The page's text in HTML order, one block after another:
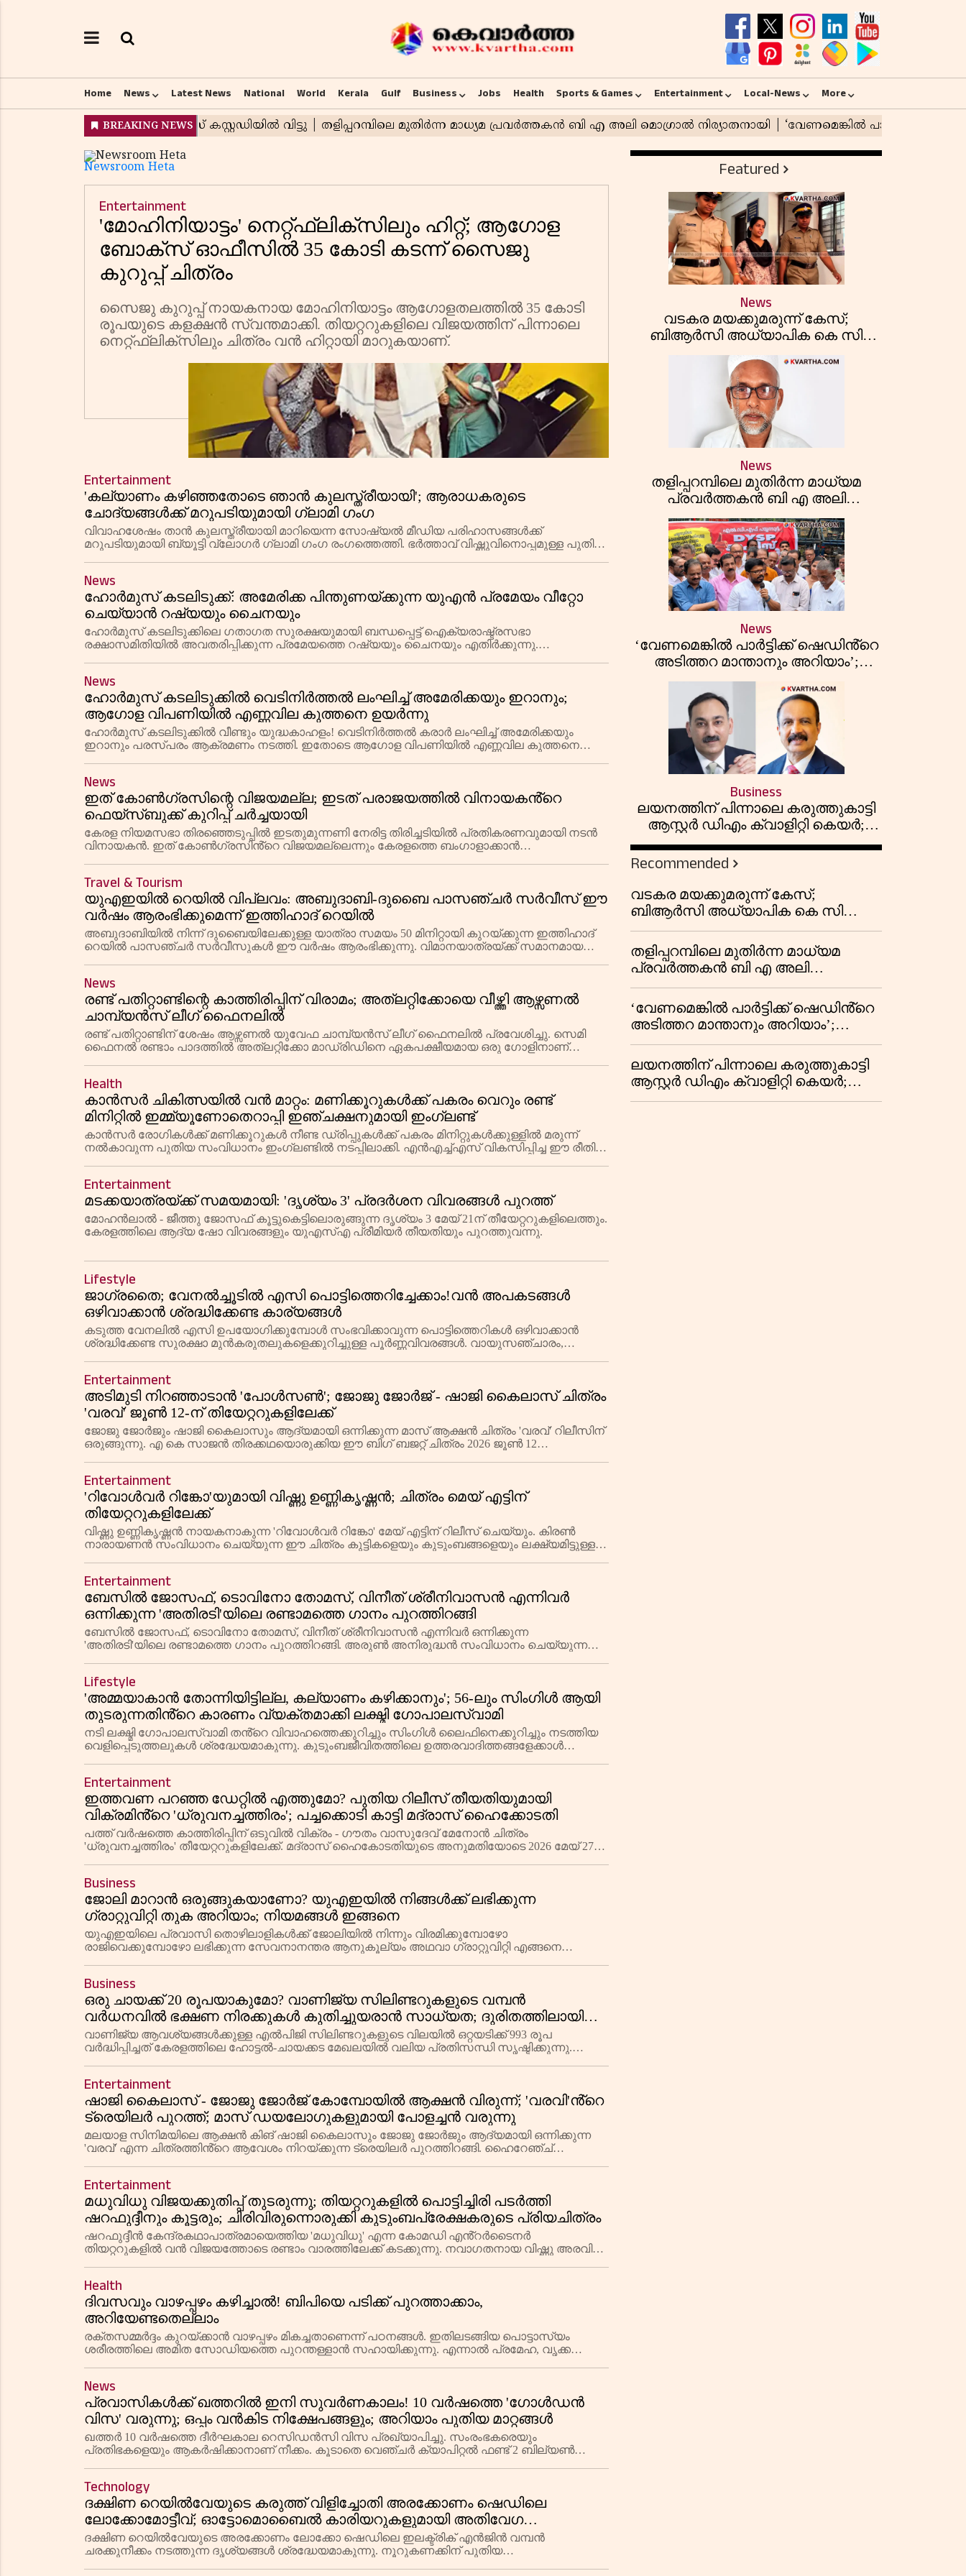
Home News Latest News National World Kerala Gulf Business Jobs Health Sports & Games Entertainment Local-News More
Newsroom Heta
Entertainment
'മോഹിനിയാട്ടം' നെറ്റ്ഫ്ലിക്സിലും ഹിറ്റ്; ആഗോള
ബോക്സ് ഓഫീസിൽ 35 കോടി കടന്ന് സൈജു
കുറുപ്പ് ചിത്രം
സൈജു കുറുപ്പ് നായകനായ മോഹിനിയാട്ടം ആഗോളതലത്തിൽ 35 കോടി
രൂപയുടെ കളക്ഷൻ സ്വന്തമാക്കി. തിയറ്ററുകളിലെ വിജയത്തിന് പിന്നാലെ
നെറ്റ്ഫ്ലിക്സിലും ചിത്രം വൻ ഹിറ്റായി മാറുകയാണ്.
Entertainment
'കല്യാണം കഴിഞ്ഞതോടെ ഞാൻ കുലസ്ത്രീയായി'; ആരാധകരുടെ
ചോദ്യങ്ങൾക്ക് മറുപടിയുമായി ഗ്ലാമി ഗംഗ
വിവാഹശേഷം താൻ കുലസ്ത്രീയായി മാറിയെന്ന സോഷ്യൽ മീഡിയ പരിഹാസങ്ങൾക്ക്
മറുപടിയുമായി ബ്യൂട്ടി വ്ലോഗർ ഗ്ലാമി ഗംഗ രംഗത്തെത്തി. ഭർത്താവ് വിഷ്ണുവിനൊപ്പമുള്ള പുതിയ
News
ഹോർമുസ് കടലിടുക്ക്: അമേരിക്ക പിന്തുണയ്ക്കുന്ന യുഎൻ പ്രമേയം വീറ്റോ
ചെയ്യാൻ റഷ്യയും ചൈനയും
ഹോർമുസ് കടലിടുക്കിലെ ഗതാഗത സുരക്ഷയുമായി ബന്ധപ്പെട്ട് ഐക്യരാഷ്ട്രസഭാ
രക്ഷാസമിതിയിൽ അവതരിപ്പിക്കുന്ന പ്രമേയത്തെ റഷ്യയും ചൈനയും എതിർക്കുന്നു.
News
ഹോർമുസ് കടലിടുക്കിൽ വെടിനിർത്തൽ ലംഘിച്ച് അമേരിക്കയും ഇറാനും;
ആഗോള വിപണിയിൽ എണ്ണവില കുത്തനെ ഉയർന്നു
ഹോർമുസ് കടലിടുക്കിൽ വീണ്ടും യുദ്ധകാഹളം! വെടിനിർത്തൽ കരാർ ലംഘിച്ച് അമേരിക്കയും
ഇറാനും പരസ്പരം ആക്രമണം നടത്തി. ഇതോടെ ആഗോള വിപണിയിൽ എണ്ണവില കുത്തനെ
News
ഇത് കോൺഗ്രസിന്റെ വിജയമല്ല; ഇടത് പരാജയത്തിൽ വിനായകൻ്റെ
ഫെയ്‌സ്ബുക്ക് കുറിപ്പ് ചർച്ചയായി
കേരള നിയമസഭാ തിരഞ്ഞെടുപ്പിൽ ഇടതുമുന്നണി നേരിട്ട തിരിച്ചടിയിൽ പ്രതികരണവുമായി നടൻ
വിനായകൻ. ഇത് കോൺഗ്രസിൻ്റെ വിജയമല്ലെന്നും കേരളത്തെ ബംഗാളാക്കാൻ
Travel & Tourism
യുഎഇയിൽ റെയിൽ വിപ്ലവം: അബുദാബി-ദുബൈ പാസഞ്ചർ സർവീസ് ഈ
വർഷം ആരംഭിക്കുമെന്ന് ഇത്തിഹാദ് റെയിൽ
അബുദാബിയിൽ നിന്ന് ദുബൈയിലേക്കുള്ള യാത്രാ സമയം 50 മിനിറ്റായി കുറയ്ക്കുന്ന ഇത്തിഹാദ്
റെയിൽ പാസഞ്ചർ സർവീസുകൾ ഈ വർഷം ആരംഭിക്കുന്നു. വിമാനയാത്രയ്ക്ക് സമാനമായ
News
രണ്ട് പതിറ്റാണ്ടിന്റെ കാത്തിരിപ്പിന് വിരാമം; അത്ലറ്റിക്കോയെ വീഴ്ത്തി ആഴ്സണൽ
ചാമ്പ്യൻസ് ലീഗ് ഫൈനലിൽ
രണ്ട് പതിറ്റാണ്ടിന് ശേഷം ആഴ്സണൽ യുവേഫ ചാമ്പ്യൻസ് ലീഗ് ഫൈനലിൽ പ്രവേശിച്ചു. സെമി
ഫൈനൽ രണ്ടാം പാദത്തിൽ അത്ലറ്റിക്കോ മാഡ്രിഡിനെ ഏകപക്ഷീയമായ ഒരു ഗോളിനാണ്
Health
കാൻസർ ചികിത്സയിൽ വൻ മാറ്റം: മണിക്കൂറുകൾക്ക് പകരം വെറും രണ്ട്
മിനിറ്റിൽ ഇമ്മ്യൂണോതെറാപ്പി ഇഞ്ചക്ഷനുമായി ഇംഗ്ലണ്ട്
കാൻസർ രോഗികൾക്ക് മണിക്കൂറുകൾ നീണ്ട ഡ്രിപ്പുകൾക്ക് പകരം മിനിറ്റുകൾക്കുള്ളിൽ മരുന്ന്
നൽകാവുന്ന പുതിയ സംവിധാനം ഇംഗ്ലണ്ടിൽ നടപ്പിലാക്കി. എൻഎച്ച്എസ് വികസിപ്പിച്ച ഈ രീതി
Entertainment
മടക്കയാത്രയ്ക്ക് സമയമായി: 'ദൃശ്യം 3' പ്രദർശന വിവരങ്ങൾ പുറത്ത്
മോഹൻലാൽ - ജീത്തു ജോസഫ് കൂട്ടുകെട്ടിലൊരുങ്ങുന്ന ദൃശ്യം 3 മേയ് 21ന് തീയേറ്ററുകളിലെത്തും.
കേരളത്തിലെ ആദ്യ ഷോ വിവരങ്ങളും യുഎസ്എ പ്രീമിയർ തീയതിയും പുറത്തുവന്നു.
Lifestyle
ജാഗ്രതൈ; വേനൽച്ചൂടിൽ എസി പൊട്ടിത്തെറിച്ചേക്കാം!വൻ അപകടങ്ങൾ
ഒഴിവാക്കാൻ ശ്രദ്ധിക്കേണ്ട കാര്യങ്ങൾ
കടുത്ത വേനലിൽ എസി ഉപയോഗിക്കുമ്പോൾ സംഭവിക്കാവുന്ന പൊട്ടിത്തെറികൾ ഒഴിവാക്കാൻ
ശ്രദ്ധിക്കേണ്ട സുരക്ഷാ മുൻകരുതലുകളെക്കുറിച്ചുള്ള പൂർണ്ണവിവരങ്ങൾ. വായുസഞ്ചാരം,
Entertainment
അടിമുടി നിറഞ്ഞാടാൻ 'പോൾസൺ'; ജോജു ജോർജ് - ഷാജി കൈലാസ് ചിത്രം
'വരവ്' ജൂൺ 12-ന് തിയേറ്ററുകളിലേക്ക്
ജോജു ജോർജും ഷാജി കൈലാസും ആദ്യമായി ഒന്നിക്കുന്ന മാസ് ആക്ഷൻ ചിത്രം 'വരവ്' റിലീസിന്
ഒരുങ്ങുന്നു. എ കെ സാജൻ തിരക്കഥയൊരുക്കിയ ഈ ബിഗ് ബജറ്റ് ചിത്രം 2026 ജൂൺ 12
Entertainment
'റിവോൾവർ റിങ്കോ'യുമായി വിഷ്ണു ഉണ്ണികൃഷ്ണൻ; ചിത്രം മെയ് എട്ടിന്
തിയേറ്ററുകളിലേക്ക്
വിഷ്ണു ഉണ്ണികൃഷ്ണൻ നായകനാകുന്ന 'റിവോൾവർ റിങ്കോ' മേയ് എട്ടിന് റിലീസ് ചെയ്യും. കിരൺ
നാരായണൻ സംവിധാനം ചെയ്യുന്ന ഈ ചിത്രം കുട്ടികളെയും കുടുംബങ്ങളെയും ലക്ഷ്യമിട്ടുള്ള
Entertainment
ബേസിൽ ജോസഫ്, ടൊവിനോ തോമസ്, വിനീത് ശ്രീനിവാസൻ എന്നിവർ
ഒന്നിക്കുന്ന 'അതിരടി'യിലെ രണ്ടാമത്തെ ഗാനം പുറത്തിറങ്ങി
ബേസിൽ ജോസഫ്, ടൊവിനോ തോമസ്, വിനീത് ശ്രീനിവാസൻ എന്നിവർ ഒന്നിക്കുന്ന
'അതിരടി'യിലെ രണ്ടാമത്തെ ഗാനം പുറത്തിറങ്ങി. അരുൺ അനിരുദ്ധൻ സംവിധാനം ചെയ്യുന്ന
Lifestyle
'അമ്മയാകാൻ തോന്നിയിട്ടില്ല, കല്യാണം കഴിക്കാനും'; 56-ലും സിംഗിൾ ആയി
തുടരുന്നതിൻ്റെ കാരണം വ്യക്തമാക്കി ലക്ഷ്മി ഗോപാലസ്വാമി
നടി ലക്ഷ്മി ഗോപാലസ്വാമി തൻ്റെ വിവാഹത്തെക്കുറിച്ചും സിംഗിൾ ലൈഫിനെക്കുറിച്ചും നടത്തിയ
വെളിപ്പെടുത്തലുകൾ ശ്രദ്ധേയമാകുന്നു. കുടുംബജീവിതത്തിലെ ഉത്തരവാദിത്തങ്ങളേക്കാൾ
Entertainment
ഇത്തവണ പറഞ്ഞ ഡേറ്റിൽ എത്തുമോ? പുതിയ റിലീസ് തീയതിയുമായി
വിക്രമിൻ്റെ 'ധ്രുവനച്ചത്തിരം'; പച്ചക്കൊടി കാട്ടി മദ്രാസ് ഹൈക്കോടതി
പത്ത് വർഷത്തെ കാത്തിരിപ്പിന് ഒടുവിൽ വിക്രം - ഗൗതം വാസുദേവ് മേനോൻ ചിത്രം
'ധ്രുവനച്ചത്തിരം' തീയേറ്ററുകളിലേക്ക്. മദ്രാസ് ഹൈകോടതിയുടെ അനുമതിയോടെ 2026 മേയ് 27
Business
ജോലി മാറാൻ ഒരുങ്ങുകയാണോ? യുഎഇയിൽ നിങ്ങൾക്ക് ലഭിക്കുന്ന
ഗ്രാറ്റുവിറ്റി തുക അറിയാം; നിയമങ്ങൾ ഇങ്ങനെ
യുഎഇയിലെ പ്രവാസി തൊഴിലാളികൾക്ക് ജോലിയിൽ നിന്നും വിരമിക്കുമ്പോഴോ
രാജിവെക്കുമ്പോഴോ ലഭിക്കുന്ന സേവനാനന്തര ആനുകൂല്യം അഥവാ ഗ്രാറ്റുവിറ്റി എങ്ങനെ
Business
ഒരു ചായക്ക് 20 രൂപയാകുമോ? വാണിജ്യ സിലിണ്ടറുകളുടെ വമ്പൻ
വർധനവിൽ ഭക്ഷണ നിരക്കുകൾ കുതിച്ചുയരാൻ സാധ്യത; ദുരിതത്തിലായി
സാധാരണക്കാരും കച്ചവടക്കാരും
വാണിജ്യ ആവശ്യങ്ങൾക്കുള്ള എൽപിജി സിലിണ്ടറുകളുടെ വിലയിൽ ഒറ്റയടിക്ക് 993 രൂപ
വർദ്ധിപ്പിച്ചത് കേരളത്തിലെ ഹോട്ടൽ-ചായക്കട മേഖലയിൽ വലിയ പ്രതിസന്ധി സൃഷ്ടിക്കുന്നു.
Entertainment
ഷാജി കൈലാസ് - ജോജു ജോർജ് കോമ്പോയിൽ ആക്ഷൻ വിരുന്ന്; 'വരവി'ൻ്റെ
ട്രെയിലർ പുറത്ത്; മാസ് ഡയലോഗുകളുമായി പോളച്ചൻ വരുന്നു
മലയാള സിനിമയിലെ ആക്ഷൻ കിങ് ഷാജി കൈലാസും ജോജു ജോർജും ആദ്യമായി ഒന്നിക്കുന്ന
'വരവ്' എന്ന ചിത്രത്തിൻ്റെ ആവേശം നിറയ്ക്കുന്ന ട്രെയിലർ പുറത്തിറങ്ങി. ഹൈറേഞ്ച്
Entertainment
മധുവിധു വിജയക്കുതിപ്പ് തുടരുന്നു; തിയറ്ററുകളിൽ പൊട്ടിച്ചിരി പടർത്തി
ഷറഫുദ്ദീനും കൂട്ടരും; ചിരിവിരുന്നൊരുക്കി കുടുംബപ്രേക്ഷകരുടെ പ്രിയചിത്രം
ഷറഫുദ്ദീൻ കേന്ദ്രകഥാപാത്രമായെത്തിയ 'മധുവിധു' എന്ന കോമഡി എൻ്റർടൈനർ
തിയറ്ററുകളിൽ വൻ വിജയത്തോടെ രണ്ടാം വാരത്തിലേക്ക് കടക്കുന്നു. നവാഗതനായ വിഷ്ണു അരവിന്ദ്
Health
ദിവസവും വാഴപ്പഴം കഴിച്ചാൽ! ബിപിയെ പടിക്ക് പുറത്താക്കാം,
അറിയേണ്ടതെല്ലാം
രക്തസമ്മർദ്ദം കുറയ്ക്കാൻ വാഴപ്പഴം മികച്ചതാണെന്ന് പഠനങ്ങൾ. ഇതിലടങ്ങിയ പൊട്ടാസ്യം
ശരീരത്തിലെ അമിത സോഡിയത്തെ പുറന്തള്ളാൻ സഹായിക്കുന്നു. എന്നാൽ പ്രമേഹ, വൃക്ക
News
പ്രവാസികൾക്ക് ഖത്തറിൽ ഇനി സുവർണകാലം! 10 വർഷത്തെ 'ഗോൾഡൻ
വിസ' വരുന്നു; ഒപ്പം വൻകിട നിക്ഷേപങ്ങളും; അറിയാം പുതിയ മാറ്റങ്ങൾ
ഖത്തർ 10 വർഷത്തെ ദീർഘകാല റെസിഡൻസി വിസ പ്രഖ്യാപിച്ചു. സംരംഭകരെയും
പ്രതിഭകളെയും ആകർഷിക്കാനാണ് നീക്കം. കൂടാതെ വെഞ്ചർ ക്യാപിറ്റൽ ഫണ്ട് 2 ബില്യൺ
Technology
ദക്ഷിണ റെയിൽവേയുടെ കരുത്ത് വിളിച്ചോതി അരക്കോണം ഷെഡിലെ
ലോക്കോമോട്ടീവ്; ഓട്ടോമൊബൈൽ കാരിയറുകളുമായി അതിവേഗ
ചരക്കുനീക്കം; ദൃശ്യങ്ങൾ വൈറൽ
ദക്ഷിണ റെയിൽവേയുടെ അരക്കോണം ലോക്കോ ഷെഡിലെ ഇലക്ട്രിക് എൻജിൻ വമ്പൻ
ചരക്കുനീക്കം നടത്തുന്ന ദൃശ്യങ്ങൾ ശ്രദ്ധേയമാകുന്നു. നൂറുകണക്കിന് പുതിയ
Featured
News
വടകര മയക്കുമരുന്ന് കേസ്;
ബിആർസി അധ്യാപിക കെ സി
കീർത്തനയെ പോലീസ് കസ്റ്റഡിയിൽ
വിട്ടു
News
തളിപ്പറമ്പിലെ മുതിർന്ന മാധ്യമ
പ്രവർത്തകൻ ബി എ അലി
മൊഗ്രാൽ നിര്യാതനായി
News
‘വേണമെങ്കിൽ പാർട്ടിക്ക് ഷെഡിൻ്റെ
അടിത്തറ മാന്താനും അറിയാം’;
പയ്യന്നൂരിൽ വിവാദ
പ്രസംഗവുമായി കെ കെ രാഗേഷ്
Business
ലയനത്തിന് പിന്നാലെ കരുത്തുകാട്ടി
ആസ്റ്റർ ഡിഎം ക്വാളിറ്റി കെയർ;
പ്രവർത്തന ലാഭത്തിൽ 30
ശതമാനത്തിൻ്റെ വളർച്ച,
കുതിപ്പ് രേഖപ്പെടുത്തി ആദ്യ പാദ
റിപ്പോർട്ട് പുറത്ത്
Recommended
വടകര മയക്കുമരുന്ന് കേസ്;
ബിആർസി അധ്യാപിക കെ സി
കീർത്തനയെ പോലീസ് കസ്റ്റഡിയിൽ
വിട്ടു
തളിപ്പറമ്പിലെ മുതിർന്ന മാധ്യമ
പ്രവർത്തകൻ ബി എ അലി
മൊഗ്രാൽ നിര്യാതനായി
‘വേണമെങ്കിൽ പാർട്ടിക്ക് ഷെഡിൻ്റെ
അടിത്തറ മാന്താനും അറിയാം’;
പയ്യന്നൂരിൽ വിവാദ
പ്രസംഗവുമായി കെ കെ രാഗേഷ്
ലയനത്തിന് പിന്നാലെ കരുത്തുകാട്ടി
ആസ്റ്റർ ഡിഎം ക്വാളിറ്റി കെയർ;
പ്രവർത്തന ലാഭത്തിൽ 30